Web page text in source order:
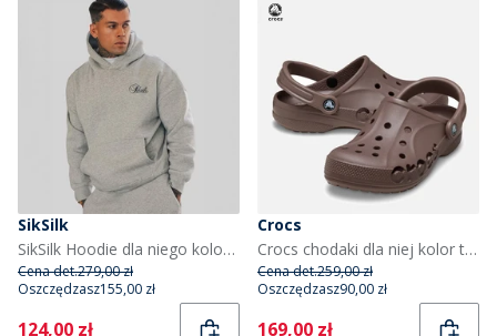
SikSilk
SikSilk Hoodie dla niego kolor Grey Marl
Cena det.279,00 zł
Oszczędzasz155,00 zł
Current
124,00 zł
Crocs
Crocs chodaki dla niej kolor truffle
Cena det.259,00 zł
Oszczędzasz90,00 zł
Current
169,00 zł